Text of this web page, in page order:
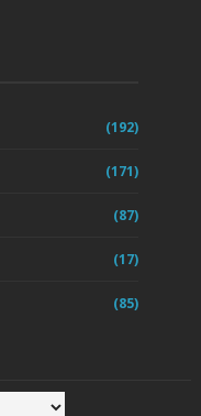
(192)
(171)
(87)
(17)
(85)